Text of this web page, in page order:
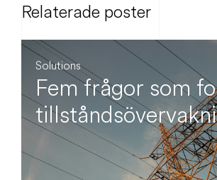
Relaterade poster
Solutions
Fem frågor som